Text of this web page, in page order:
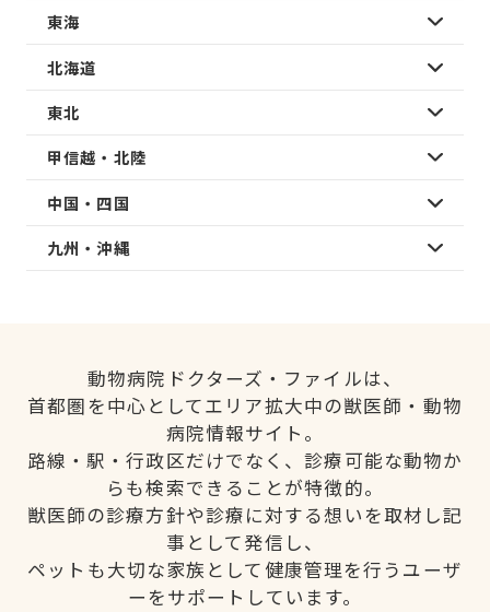
東海
北海道
東北
甲信越・北陸
中国・四国
九州・沖縄
動物病院ドクターズ・ファイルは、
首都圏を中心としてエリア拡大中の獣医師・動物
病院情報サイト。
路線・駅・行政区だけでなく、診療可能な動物か
らも検索できることが特徴的。
獣医師の診療方針や診療に対する想いを取材し記
事として発信し、
ペットも大切な家族として健康管理を行うユーザ
ーをサポートしています。